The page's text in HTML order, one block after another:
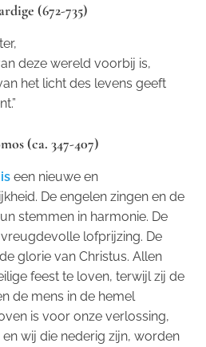
(672-735)
deze wereld voorbij is,
het licht des levens geeft
(ca. 347-407)
een nieuwe en
De engelen zingen en de
stemmen in harmonie. De
lofprijzing. De
glorie van Christus. Allen
feest te loven, terwijl zij de
de mens in de hemel
is voor onze verlossing,
wij die nederig zijn, worden